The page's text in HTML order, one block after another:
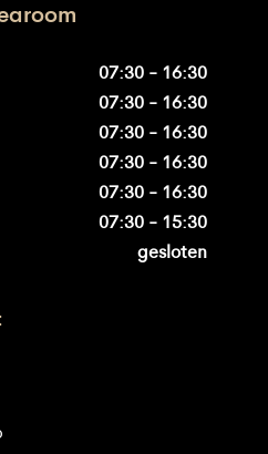
07:30 - 16:30
07:30 - 16:30
07:30 - 16:30
07:30 - 16:30
07:30 - 16:30
07:30 - 15:30
gesloten